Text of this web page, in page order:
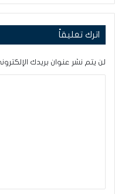
اترك تعليقاً
لن يتم نشر عنوان بريدك
ق